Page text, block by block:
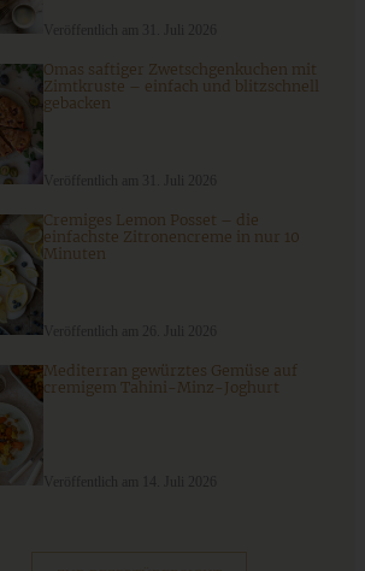
mit Kräutern und Käsefüllung
Omas saftiger Zwetschgenkuchen mit
Zimtkruste – einfach und blitzschnell
gebacken
Cremiges Lemon Posset – die
einfachste Zitronencreme in nur 10
Minuten
Mediterran gewürztes Gemüse auf
cremigem Tahini-Minz-Joghurt